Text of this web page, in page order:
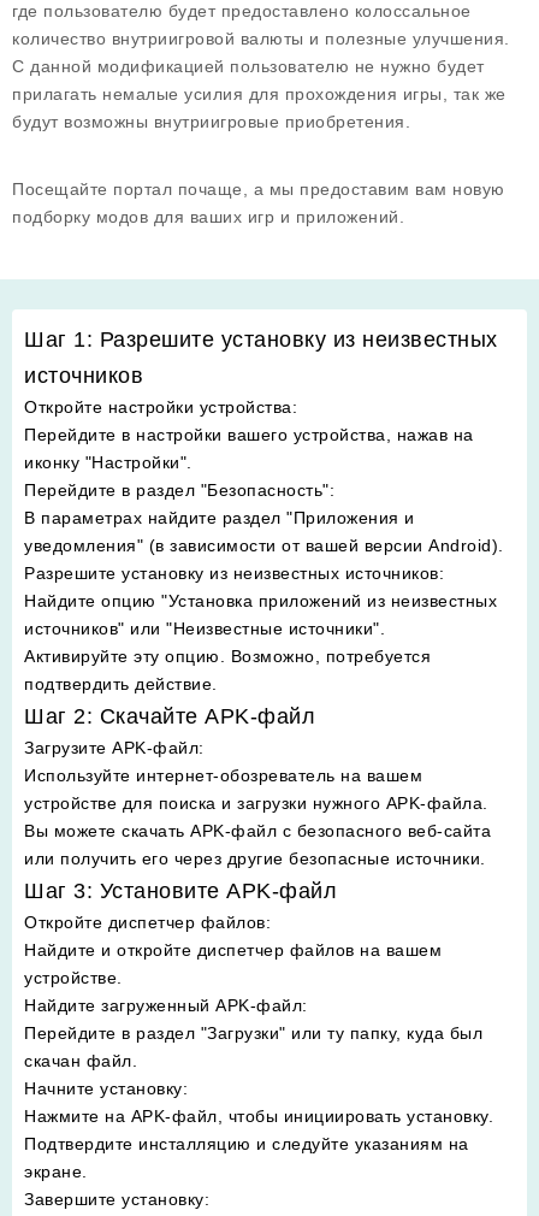
где пользователю будет предоставлено колоссальное
количество внутриигровой валюты и полезные улучшения.
С данной модификацией пользователю не нужно будет
прилагать немалые усилия для прохождения игры, так же
будут возможны внутриигровые приобретения.
Посещайте портал почаще, а мы предоставим вам новую
подборку модов для ваших игр и приложений.
Шаг 1: Разрешите установку из неизвестных
источников
Откройте настройки устройства:
Перейдите в настройки вашего устройства, нажав на
иконку "Настройки".
Перейдите в раздел "Безопасность":
В параметрах найдите раздел "Приложения и
уведомления" (в зависимости от вашей версии Android).
Разрешите установку из неизвестных источников:
Найдите опцию "Установка приложений из неизвестных
источников" или "Неизвестные источники".
Активируйте эту опцию. Возможно, потребуется
подтвердить действие.
Шаг 2: Скачайте APK-файл
Загрузите APK-файл:
Используйте интернет-обозреватель на вашем
устройстве для поиска и загрузки нужного APK-файла.
Вы можете скачать APK-файл с безопасного веб-сайта
или получить его через другие безопасные источники.
Шаг 3: Установите APK-файл
Откройте диспетчер файлов:
Найдите и откройте диспетчер файлов на вашем
устройстве.
Найдите загруженный APK-файл:
Перейдите в раздел "Загрузки" или ту папку, куда был
скачан файл.
Начните установку:
Нажмите на APK-файл, чтобы инициировать установку.
Подтвердите инсталляцию и следуйте указаниям на
экране.
Завершите установку: